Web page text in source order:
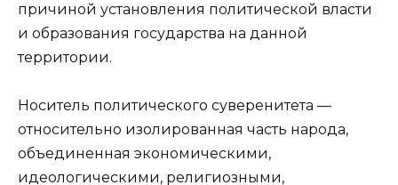
причиной установления политической власти
и образования государства на данной
территории.
Носитель политического суверенитета —
относительно изолированная часть народа,
объединенная экономическими,
идеологическими, религиозными,